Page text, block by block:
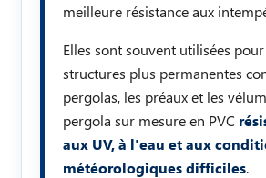
meilleure résistance aux
Elles sont souvent utilisées
structures plus permanentes
pergolas, les préaux et les
pergola sur mesure en PVC
aux UV, à l'eau et aux
météorologiques difficiles.